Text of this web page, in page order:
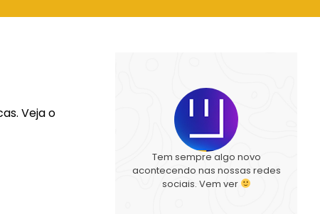
Veja o
Tem sempre algo novo
acontecendo nas nossas redes
sociais. Vem ver